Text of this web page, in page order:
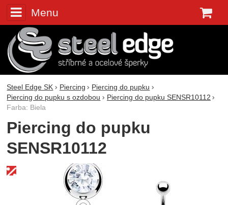
Menu
Steel Edge SK Piercing
Piercing do pupku
Piercing do pupku s ozdobou
Piercing do pupku SENSR10112
Farba: Biela
Piercing do pupku
SENSR10112
Fotografie